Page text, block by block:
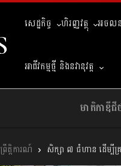
សេដ្ឋកិច្ច ហិរញ្ញវត្ថុ អចល
អាជីវកម្មថ្មី និងនវានុវត្ត
មាតិកាឌី
ព្រឹត្តិការណ៍ សិក្សា ៧ ជំហាន ដើម្បីគ្រ